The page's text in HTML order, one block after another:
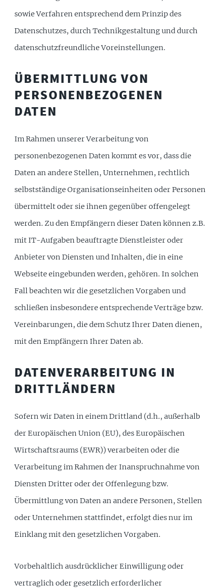
sowie Verfahren entsprechend dem Prinzip des
Datenschutzes, durch Technikgestaltung und durch
datenschutzfreundliche Voreinstellungen.
ÜBERMITTLUNG VON
PERSONENBEZOGENEN
DATEN
Im Rahmen unserer Verarbeitung von
personenbezogenen Daten kommt es vor, dass die
Daten an andere Stellen, Unternehmen, rechtlich
selbstständige Organisationseinheiten oder Personen
übermittelt oder sie ihnen gegenüber offengelegt
werden. Zu den Empfängern dieser Daten können z.B.
mit IT-Aufgaben beauftragte Dienstleister oder
Anbieter von Diensten und Inhalten, die in eine
Webseite eingebunden werden, gehören. In solchen
Fall beachten wir die gesetzlichen Vorgaben und
schließen insbesondere entsprechende Verträge bzw.
Vereinbarungen, die dem Schutz Ihrer Daten dienen,
mit den Empfängern Ihrer Daten ab.
DATENVERARBEITUNG IN
DRITTLÄNDERN
Sofern wir Daten in einem Drittland (d.h., außerhalb
der Europäischen Union (EU), des Europäischen
Wirtschaftsraums (EWR)) verarbeiten oder die
Verarbeitung im Rahmen der Inanspruchnahme von
Diensten Dritter oder der Offenlegung bzw.
Übermittlung von Daten an andere Personen, Stellen
oder Unternehmen stattfindet, erfolgt dies nur im
Einklang mit den gesetzlichen Vorgaben.
Vorbehaltlich ausdrücklicher Einwilligung oder
vertraglich oder gesetzlich erforderlicher